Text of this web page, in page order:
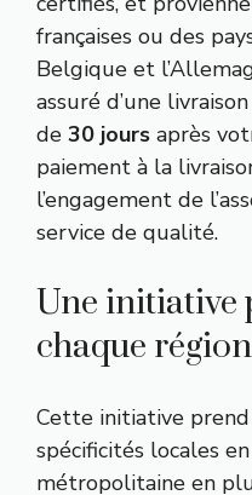
françaises ou des
Belgique et
assuré d’une
de 30 jours après
paiement à la
l’engagement de
service de qualité.
Une initiative
chaque région
Cette initiative
spécificités locales
métropolitaine en